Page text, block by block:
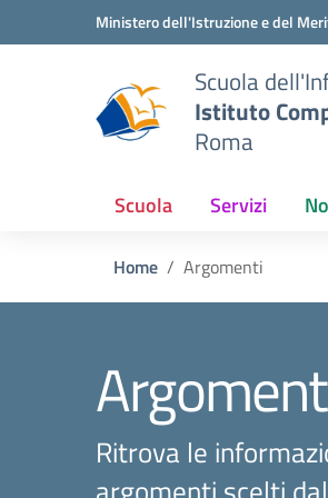
Vai ai contenuti
Vai al menu di navigazioneMinistero dell'Istruzione e del
Scuola
Istituto
Roma
Scuola Servizi
Home Argomenti
Ritrova le